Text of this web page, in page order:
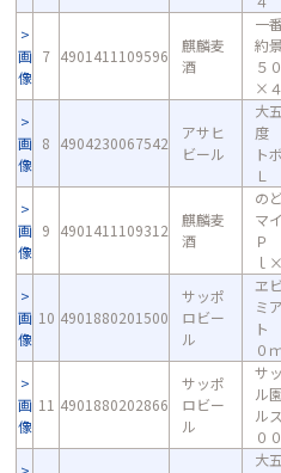
画
像
7 4901411109596
麒麟麦
酒
一
約
５
×４
画
像
8 4904230067542
アサヒ
ビール
大
度
ト
Ｌ
画
像
9 4901411109312
麒麟麦
酒
の
マ
Ｐ
ｌ
画
像
10 4901880201500
サッポ
ロビー
ル
ヱ
ミ
ト
０
画
像
11 4901880202866
サッポ
ロビー
ル
サ
ル
ル
０
大